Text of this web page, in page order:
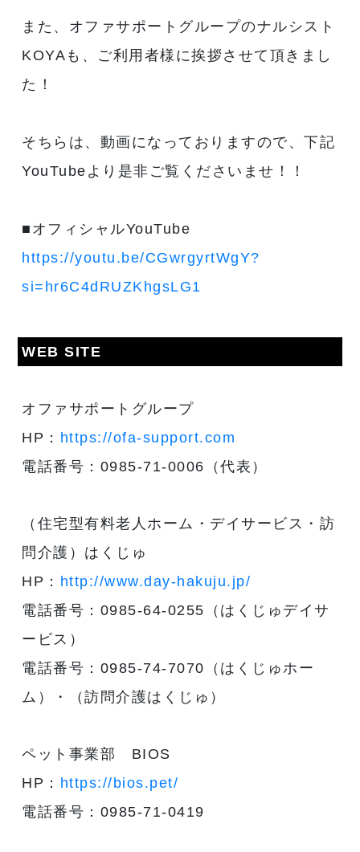
また、オファサポートグループのナルシスト
KOYAも、ご利用者様に挨拶させて頂きまし
た！
そちらは、動画になっておりますので、下記
YouTubeより是非ご覧くださいませ！！
■オフィシャルYouTube
https://youtu.be/CGwrgyrtWgY?
si=hr6C4dRUZKhgsLG1
WEB SITE
オファサポートグループ
HP： https://ofa-support.com
電話番号：0985-71-0006（代表）
（住宅型有料老人ホーム・デイサービス・訪
問介護）はくじゅ
HP： http://www.day-hakuju.jp/
電話番号：0985-64-0255（はくじゅデイサ
ービス）
電話番号：0985-74-7070（はくじゅホー
ム）・（訪問介護はくじゅ）
ペット事業部 BIOS
HP： https://bios.pet/
電話番号：0985-71-0419